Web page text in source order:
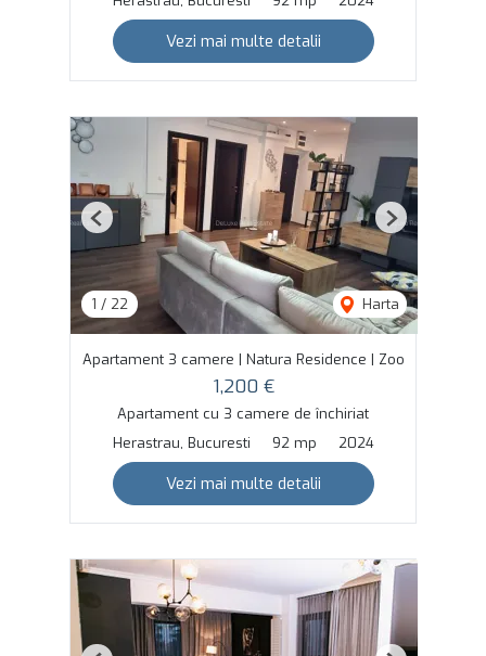
Vezi mai multe detalii
1 / 22 Harta
Previous Next
Apartament 3 camere | Natura Residence | Zoo
1,200 €
Apartament cu 3 camere de închiriat
Herastrau, Bucuresti
92 mp 2024
Vezi mai multe detalii